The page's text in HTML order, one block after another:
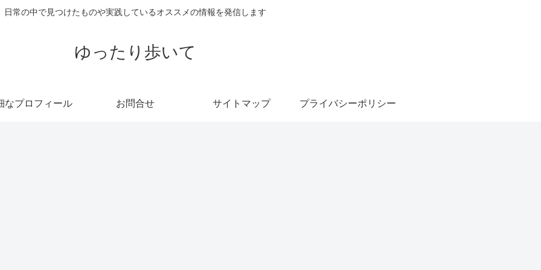
日常の中で見つけたものや実践しているオススメの情報を発信します
ゆったり歩いて
なプロフィール お問合せ サイトマップ プライバシーポリシー